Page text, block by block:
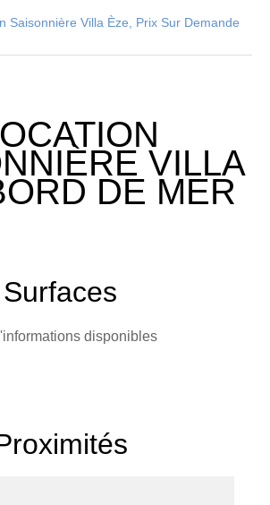
Saisonnière Villa Èze, Prix Sur Demande
VILLA
DE MER
Surfaces
disponibles